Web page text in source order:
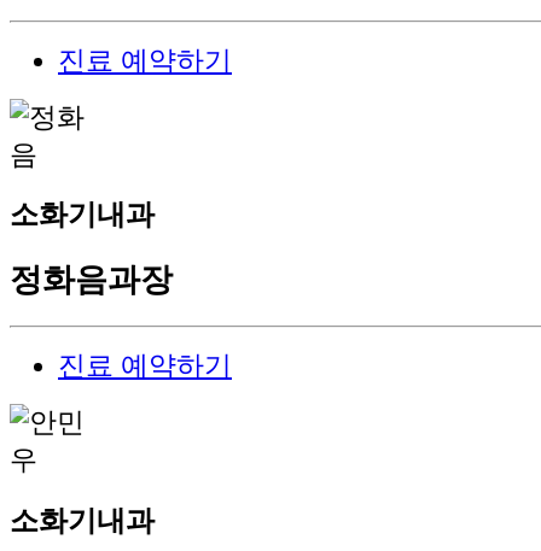
진료 예약하기
소화기내과
정화음과장
진료 예약하기
소화기내과